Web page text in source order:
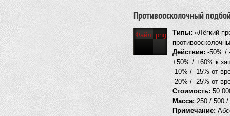
Противоосколочный
Файл:.png Типы:«Лёгкий
Действие:-50% /
+50% / +60% к
-10% / -15% от
-20% / -25% от
Стоимость: 50
Масса:250 / 500 /
Примечание: